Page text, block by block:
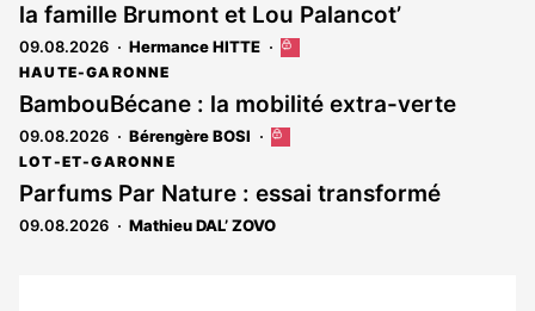
la famille Brumont et Lou Palancot’
09.08.2026 Hermance HITTE
Cet
est
réservé
aux
HAUTE-GARONNE
BambouBécane : la mobilité extra-verte
09.08.2026 Bérengère BOSI
Cet
réservé
aux
LOT-ET-GARONNE
Parfums Par Nature : essai transformé
09.08.2026 Mathieu DAL’ ZOVO